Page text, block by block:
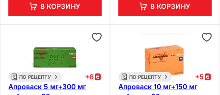
В КОРЗИНУ В КОРЗИНУ
ПО РЕЦЕПТУ +6
Апроваск 5 мг+300 мг
ПО РЕЦЕПТУ +5
Апроваск 10 мг+150 мг